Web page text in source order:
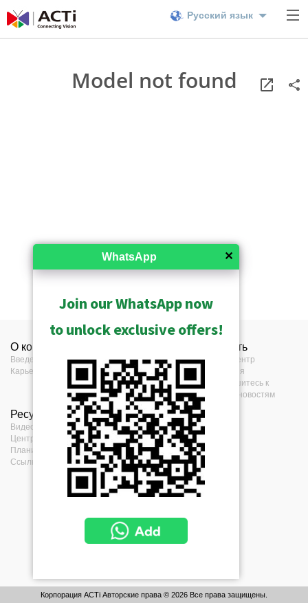
Русский язык
Model not found
О компании
Введение
Карьера
Контакты
Где купить
Обратная связь
Нажать
Прес-центр
События
Подпишитесь к
нашим новостям
Ресурсы
Видео
Центр загрузок
Планировщик проектов
Ссылки по проекту
Условия
Заявление о
конфиденциальности
политика
конфиденциальности
Политика в
отношении
файлов cookie
Корпорация ACTi Авторские права © 2026 Все права защищены.
✕
WhatsApp
Join our WhatsApp now
to unlock exclusive offers!